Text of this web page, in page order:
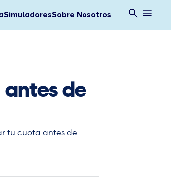
SimuladoresSobre Nosotros
de
tu cuota antes de